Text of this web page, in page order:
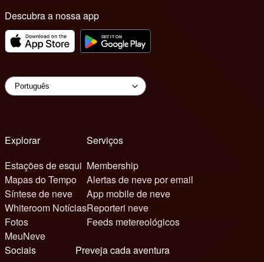
Descubra a nossa app
Explorar
Estações de esqui
Mapas do Tempo
Síntese de neve
Whiteroom Notícias
Fotos
MeuNeve
Serviços
Membership
Alertas de neve por email
App mobile de neve
Reporteri neve
Feeds metereológicos
Sociais
Preveja cada aventura